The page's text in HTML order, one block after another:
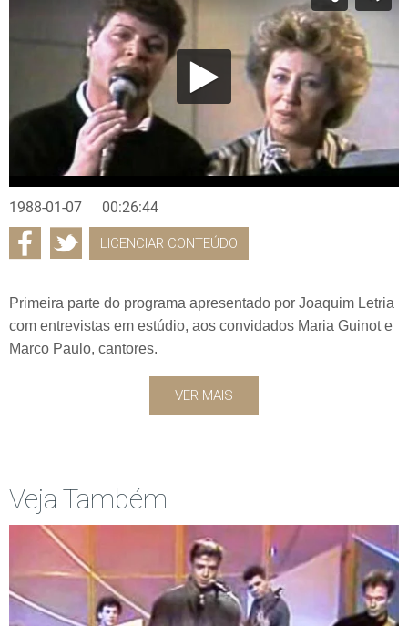
1988-01-07 00:26:44
LICENCIAR CONTEÚDO
Primeira parte do programa apresentado por Joaquim Letria
com entrevistas em estúdio, aos convidados Maria Guinot e
Marco Paulo, cantores.
VER MAIS
Veja Também